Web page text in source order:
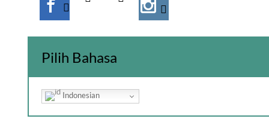


Pilih Bahasa
Indonesian